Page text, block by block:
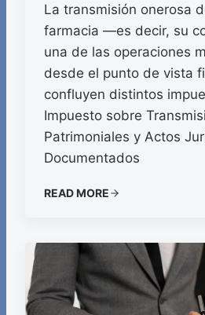
La transmisión onerosa
farmacia —es decir, su
una de las operaciones
desde el punto de vista
confluyen distintos
Impuesto sobre
Patrimoniales y Actos
Documentados
READ MORE